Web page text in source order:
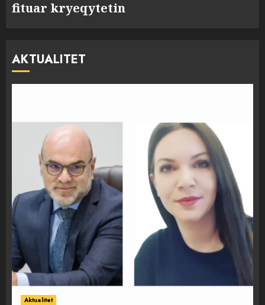
fituar kryeqytetin
AKTUALITET
Aktualitet